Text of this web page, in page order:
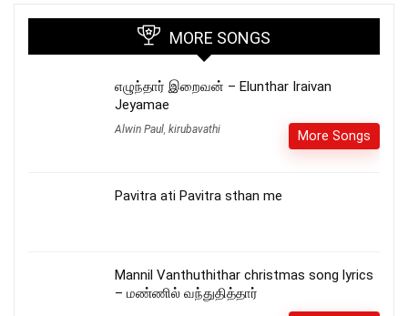
MORE SONGS
எழுந்தார் இறைவன் – Elunthar Iraivan
Jeyamae
Alwin Paul, kirubavathi More Songs
Pavitra ati Pavitra sthan me
Mannil Vanthuthithar christmas song lyrics
– மண்ணில் வந்துதித்தார்